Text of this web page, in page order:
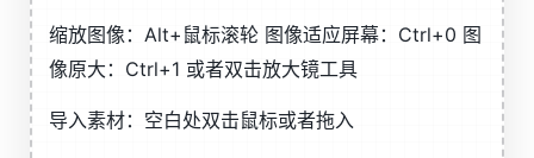
缩放图像：Alt+鼠标滚轮 图像适应屏幕：Ctrl+0 图
像原大：Ctrl+1 或者双击放大镜工具
导入素材：空白处双击鼠标或者拖入